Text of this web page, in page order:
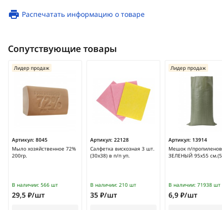
Распечатать информацию о товаре
Сопутствующие товары
Артикул: 8045
Мыло хозяйственное 72%
200гр.
Лидер продаж
В наличии: 566 шт
29,5 ₽/шт
Артикул: 22128
Салфетка вискозная 3 шт.
(30x38) в п/п уп.
В наличии: 210 шт
35 ₽/шт
Артикул: 13914
Мешок п/
ЗЕЛЕНЫЙ 95х55
Лидер продаж
В наличии: 71938 шт
6,9 ₽/шт